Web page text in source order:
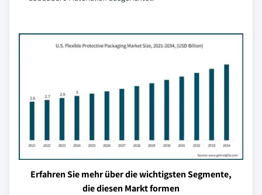
Erfahren Sie mehr über die wichtigsten Segmente,
die diesen Markt formen